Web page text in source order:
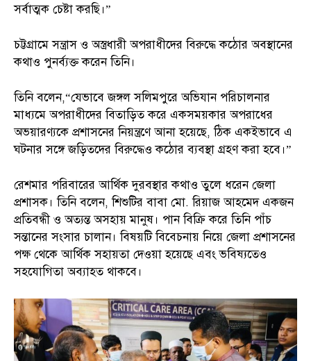
সর্বাত্মক চেষ্টা করছি।”
চট্টগ্রামে সন্ত্রাস ও অস্ত্রধারী অপরাধীদের বিরুদ্ধে কঠোর অবস্থানের
কথাও পুনর্ব্যক্ত করেন তিনি।
তিনি বলেন,“যেভাবে জঙ্গল সলিমপুরে অভিযান পরিচালনার
মাধ্যমে অপরাধীদের বিতাড়িত করে একসময়কার অপরাধের
অভয়ারণ্যকে প্রশাসনের নিয়ন্ত্রণে আনা হয়েছে, ঠিক একইভাবে এ
ঘটনার সঙ্গে জড়িতদের বিরুদ্ধেও কঠোর ব্যবস্থা গ্রহণ করা হবে।”
রেশমার পরিবারের আর্থিক দুরবস্থার কথাও তুলে ধরেন জেলা
প্রশাসক। তিনি বলেন, শিশুটির বাবা মো. রিয়াজ আহমেদ একজন
প্রতিবন্ধী ও অত্যন্ত অসহায় মানুষ। পান বিক্রি করে তিনি পাঁচ
সন্তানের সংসার চালান। বিষয়টি বিবেচনায় নিয়ে জেলা প্রশাসনের
পক্ষ থেকে আর্থিক সহায়তা দেওয়া হয়েছে এবং ভবিষ্যতেও
সহযোগিতা অব্যাহত থাকবে।